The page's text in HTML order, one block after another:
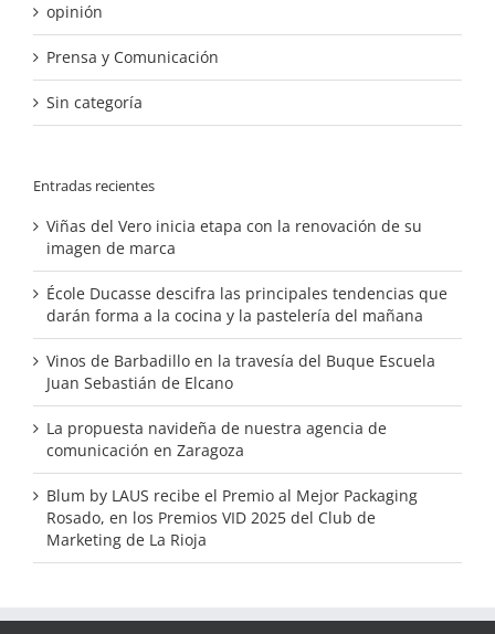
opinión
Prensa y Comunicación
Sin categoría
Entradas recientes
Viñas del Vero inicia etapa con la renovación de su
imagen de marca
École Ducasse descifra las principales tendencias que
darán forma a la cocina y la pastelería del mañana
Vinos de Barbadillo en la travesía del Buque Escuela
Juan Sebastián de Elcano
La propuesta navideña de nuestra agencia de
comunicación en Zaragoza
Blum by LAUS recibe el Premio al Mejor Packaging
Rosado, en los Premios VID 2025 del Club de
Marketing de La Rioja